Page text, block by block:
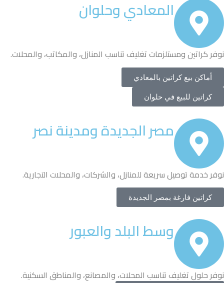
المعادي وحلوان
نوفر كراتين ومستلزمات تغليف تناسب المنازل، والمكاتب، والمحلات.
أماكن بيع كراتين بالمعادي
كراتين للبيع في حلوان
مصر الجديدة ومدينة نصر
نوفر خدمة توصيل سريعة للمنازل، والشركات، والمحلات التجارية.
كراتين فارغة بمصر الجديدة
وسط البلد والعبور
نوفر حلول تغليف تناسب المحلات، والمصانع، والمناطق السكنية.